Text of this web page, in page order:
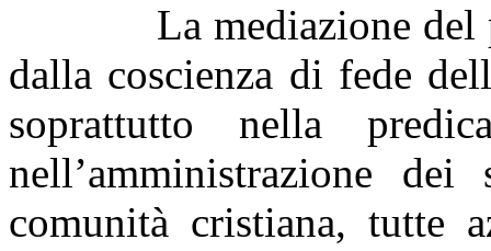
La mediazione
dalla coscienza di fede
soprattutto nella
nell’amministrazione
comunità cristiana, tutte